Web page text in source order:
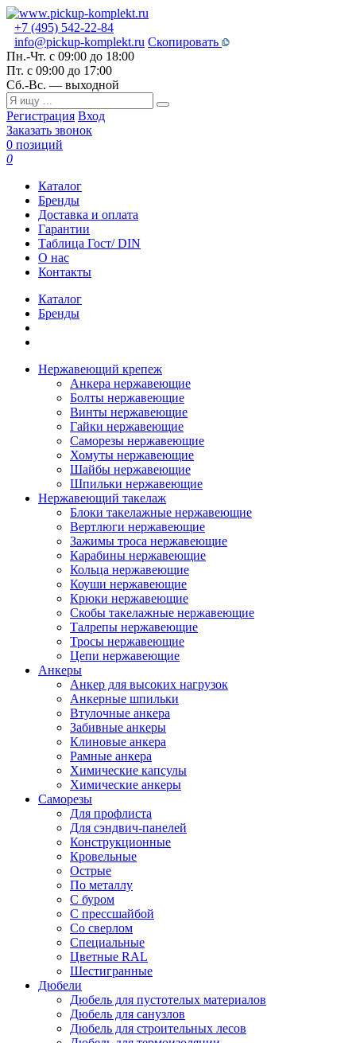
+7 (495) 542-22-84
info@pickup-komplekt.ru Скопировать
Пн.-Чт. с 09:00 до 18:00
Пт. с 09:00 до 17:00
Сб.-Вс. — выходной
Регистрация Вход
Заказать звонок
0 позиций
0
Каталог
Бренды
Доставка и оплата
Гарантии
Таблица Гост/ DIN
О нас
Контакты
Каталог
Бренды
Нержавеющий крепеж
Анкера нержавеющие
Болты нержавеющие
Винты нержавеющие
Гайки нержавеющие
Саморезы нержавеющие
Хомуты нержавеющие
Шайбы нержавеющие
Шпильки нержавеющие
Нержавеющий такелаж
Блоки такелажные нержавеющие
Вертлюги нержавеющие
Зажимы троса нержавеющие
Карабины нержавеющие
Кольца нержавеющие
Коуши нержавеющие
Крюки нержавеющие
Скобы такелажные нержавеющие
Талрепы нержавеющие
Тросы нержавеющие
Цепи нержавеющие
Анкеры
Анкер для высоких нагрузок
Анкерные шпильки
Втулочные анкера
Забивные анкеры
Клиновые анкера
Рамные анкера
Химические капсулы
Химические анкеры
Саморезы
Для профлиста
Для сэндвич-панелей
Конструкционные
Кровельные
Острые
По металлу
С буром
С прессшайбой
Со сверлом
Специальные
Цветные RAL
Шестигранные
Дюбели
Дюбель для пустотелых материалов
Дюбель для санузлов
Дюбель для строительных лесов